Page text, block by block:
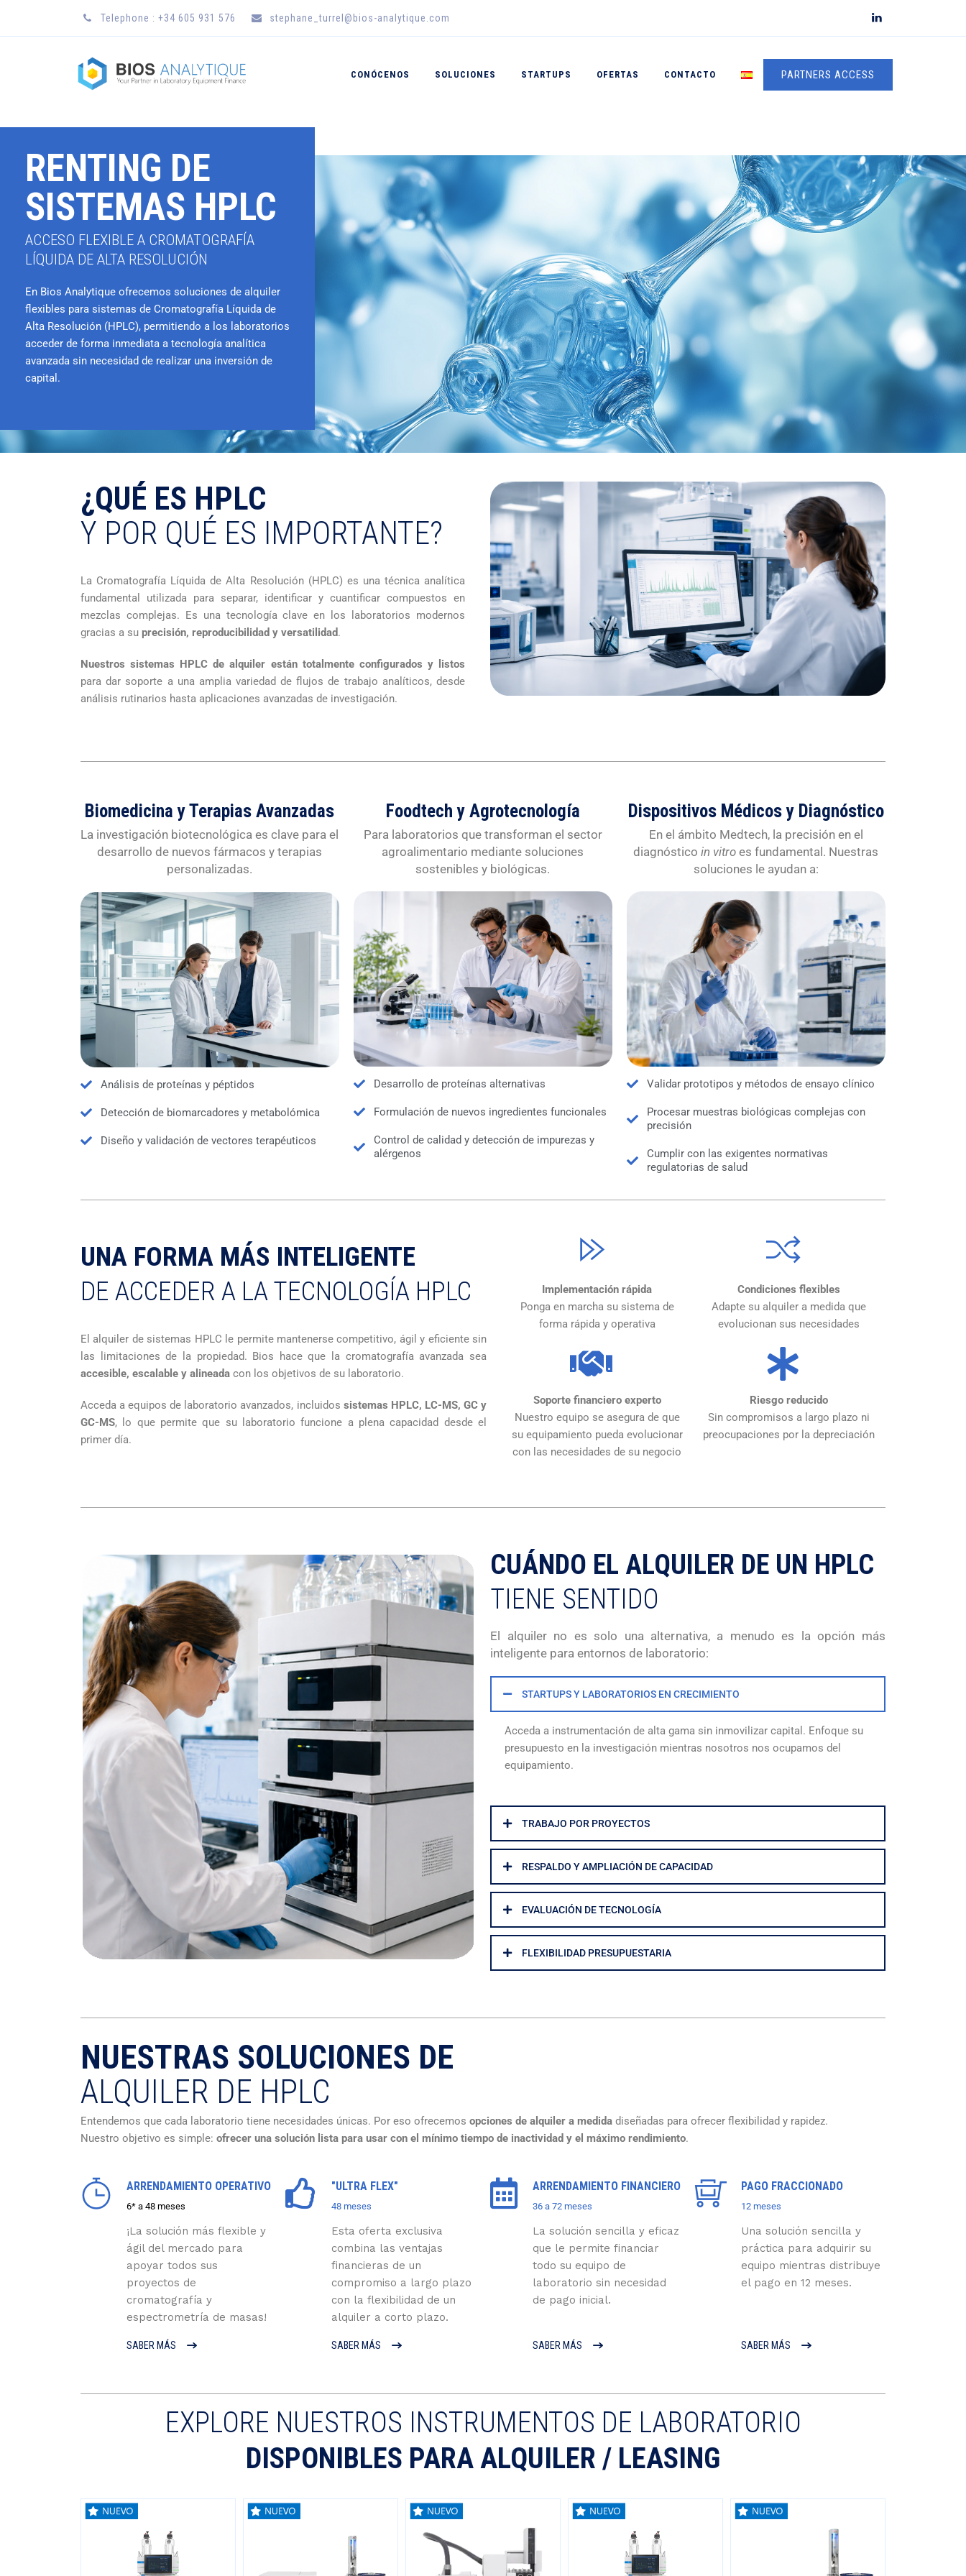
Telephone : +34 605 931 576 stephane_turrel@bios-analytique.com
PARTNERS ACCESS
CONÓCENOS SOLUCIONES STARTUPS OFERTAS CONTACTO
RENTING DE
SISTEMAS HPLC
ACCESO FLEXIBLE A CROMATOGRAFÍA
LÍQUIDA DE ALTA RESOLUCIÓN
En Bios Analytique ofrecemos soluciones de alquiler
flexibles para sistemas de Cromatografía Líquida de
Alta Resolución (HPLC), permitiendo a los laboratorios
acceder de forma inmediata a tecnología analítica
avanzada sin necesidad de realizar una inversión de
capital.
¿QUÉ ES HPLC
Y POR QUÉ ES IMPORTANTE?
La Cromatografía Líquida de Alta Resolución (HPLC) es una técnica analítica
fundamental utilizada para separar, identificar y cuantificar compuestos en
mezclas complejas. Es una tecnología clave en los laboratorios modernos
gracias a su precisión, reproducibilidad y versatilidad.
Nuestros sistemas HPLC de alquiler están totalmente configurados y listos
para dar soporte a una amplia variedad de flujos de trabajo analíticos, desde
análisis rutinarios hasta aplicaciones avanzadas de investigación.
Biomedicina y Terapias Avanzadas
La investigación biotecnológica es clave para el
desarrollo de nuevos fármacos y terapias
personalizadas.
Análisis de proteínas y péptidos
Detección de biomarcadores y metabolómica
Diseño y validación de vectores terapéuticos
Foodtech y Agrotecnología
Para laboratorios que transforman el sector
agroalimentario mediante soluciones
sostenibles y biológicas.
Desarrollo de proteínas alternativas
Formulación de nuevos ingredientes funcionales
Control de calidad y detección de impurezas y
alérgenos
Dispositivos Médicos y Diagnóstico
En el ámbito Medtech, la precisión en el
diagnósticoin vitro es fundamental. Nuestras
soluciones le ayudan a:
Validar prototipos y métodos de ensayo clínico
Procesar muestras biológicas complejas con
precisión
Cumplir con las exigentes normativas
regulatorias de salud
UNA FORMA MÁS INTELIGENTE
DE ACCEDER A LA TECNOLOGÍA HPLC
El alquiler de sistemas HPLC le permite mantenerse competitivo, ágil y eficiente sin
las limitaciones de la propiedad. Bios hace que la cromatografía avanzada sea
accesible, escalable y alineada con los objetivos de su laboratorio.
Acceda a equipos de laboratorio avanzados, incluidos sistemas HPLC, LC-MS, GC y
GC-MS, lo que permite que su laboratorio funcione a plena capacidad desde el
primer día.
Implementación rápida
Ponga en marcha su sistema de
forma rápida y operativa
Condiciones flexibles
Adapte su alquiler a medida que
evolucionan sus necesidades
Soporte financiero experto
Nuestro equipo se asegura de que
su equipamiento pueda evolucionar
con las necesidades de su negocio
Riesgo reducido
Sin compromisos a largo plazo ni
preocupaciones por la depreciación
CUÁNDO EL ALQUILER DE UN HPLC
TIENE SENTIDO
El alquiler no es solo una alternativa, a menudo es la opción más
inteligente para entornos de laboratorio:
STARTUPS Y LABORATORIOS EN CRECIMIENTO
Acceda a instrumentación de alta gama sin inmovilizar capital. Enfoque su
presupuesto en la investigación mientras nosotros nos ocupamos del
equipamiento.
TRABAJO POR PROYECTOS
RESPALDO Y AMPLIACIÓN DE CAPACIDAD
EVALUACIÓN DE TECNOLOGÍA
FLEXIBILIDAD PRESUPUESTARIA
NUESTRAS SOLUCIONES DE
ALQUILER DE HPLC
Entendemos que cada laboratorio tiene necesidades únicas. Por eso ofrecemos opciones de alquiler a medida diseñadas para ofrecer flexibilidad y rapidez.
Nuestro objetivo es simple: ofrecer una solución lista para usar con el mínimo tiempo de inactividad y el máximo rendimiento.
ARRENDAMIENTO OPERATIVO
6* a 48 meses
¡La solución más flexible y
ágil del mercado para
apoyar todos sus
proyectos de
cromatografía y
espectrometría de masas!
SABER MÁS
"ULTRA FLEX"
48 meses
Esta oferta exclusiva
combina las ventajas
financieras de un
compromiso a largo plazo
con la flexibilidad de un
alquiler a corto plazo.
SABER MÁS
ARRENDAMIENTO FINANCIERO
36 a 72 meses
La solución sencilla y eficaz
que le permite financiar
todo su equipo de
laboratorio sin necesidad
de pago inicial.
SABER MÁS
PAGO FRACCIONADO
12 meses
Una solución sencilla y
práctica para adquirir su
equipo mientras distribuye
el pago en 12 meses.
SABER MÁS
EXPLORE NUESTROS INSTRUMENTOS DE LABORATORIO
DISPONIBLES PARA ALQUILER / LEASING